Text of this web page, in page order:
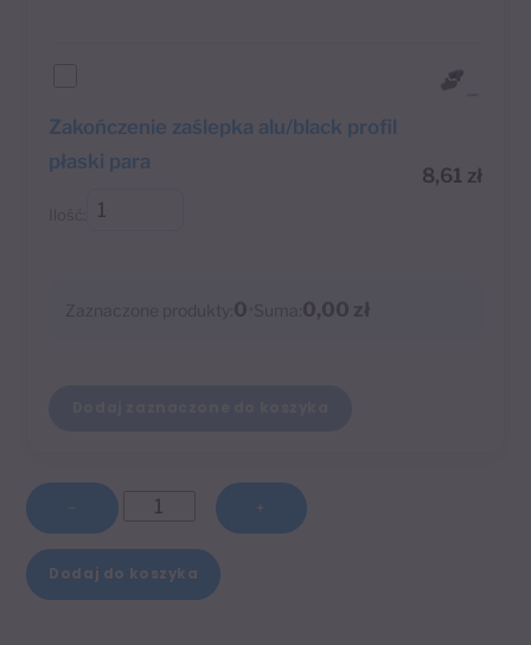
Zakończenie zaślepka alu/black profil
płaski para
8,61 zł
0 0,00 zł
−
ilość
pojedynczy
10
+
Dodaj do koszyka